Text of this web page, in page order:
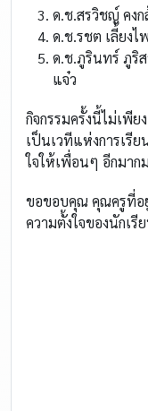
ด.ช.สรวิชญ์ คง
ด.ช.รชต เลี้ยง
ด.ช.ภูรินทร์ ภูริ
แจ๋ว
กิจกรรมครั้งนี้ไม่เพี
เป็นเวทีแห่งการเรี
ใจให้เพื่อนๆ อีกมาก
ขอขอบคุณ คุณครูที่อ
ความตั้งใจของนักเรี